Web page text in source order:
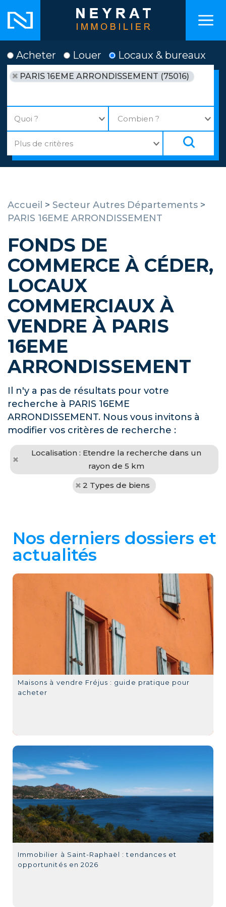
Acheter Louer Locaux & bureaux
PARIS 16EME ARRONDISSEMENT (75016)
Accueil > Secteur Autres Départements >
PARIS 16EME ARRONDISSEMENT
FONDS DE
COMMERCE À CÉDER,
LOCAUX
COMMERCIAUX À
VENDRE À PARIS
16EME
ARRONDISSEMENT
Il n'y a pas de résultats pour votre
recherche à PARIS 16EME
ARRONDISSEMENT. Nous vous invitons à
modifier vos critères de recherche :
Localisation : Etendre la recherche dans un
rayon de 5 km
2 Types de biens
Nos derniers dossiers et
actualités
Maisons à vendre Fréjus : guide pratique pour
acheter
Immobilier à Saint-Raphaël : tendances et
opportunités en 2026